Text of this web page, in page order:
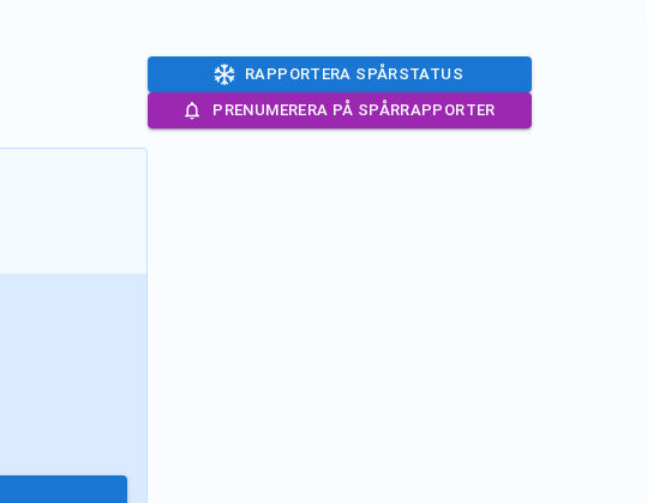
RAPPORTERA SPÅRSTATUS
PRENUMERERA PÅ SPÅRRAPPORTER